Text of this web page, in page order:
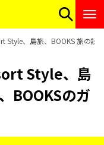
Style、島旅、BOOKS 旅の読
Style、島
BOOKSのガ